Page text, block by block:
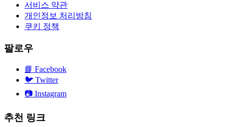
서비스 약관
개인정보 처리방침
쿠키 정책
팔로우
📘 Facebook
🐦 Twitter
📷 Instagram
추천 링크